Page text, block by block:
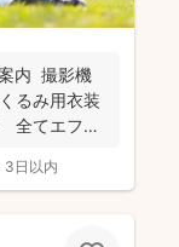
内 撮影機
るみ用衣装
全てエフ・
3日以内